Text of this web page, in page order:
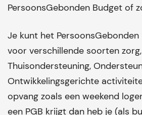
PersoonsGebonden Budget of
Je kunt het
voor verschillende soorten
Thuisondersteuning,
Ontwikkelingsgerichte
opvang zoals een weekend
een PGB krijgt dan heb je (als